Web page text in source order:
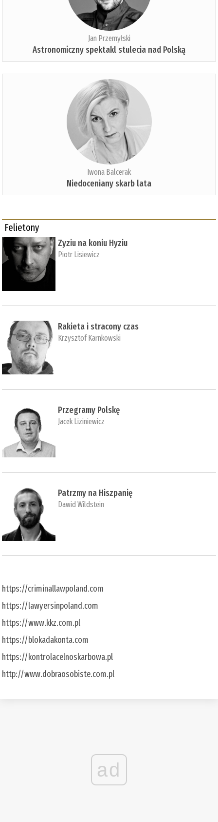
Jan Przemyłski
Astronomiczny spektakl stulecia nad Polską
Iwona Balcerak
Niedoceniany skarb lata
Felietony
Zyziu na koniu Hyziu
Piotr Lisiewicz
Rakieta i stracony czas
Krzysztof Karnkowski
Przegramy Polskę
Jacek Liziniewicz
Patrzmy na Hiszpanię
Dawid Wildstein
https://criminallawpoland.com
https://lawyersinpoland.com
https://www.kkz.com.pl
https://blokadakonta.com
https://kontrolacelnoskarbowa.pl
http://www.dobraosobiste.com.pl
ad